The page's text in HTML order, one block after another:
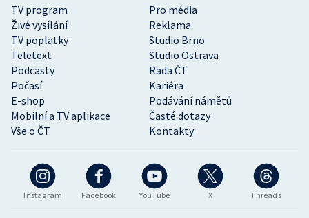
Instagram Facebook YouTube X Threads
TV program
Pro média
Živé vysílání
Reklama
TV poplatky
Studio Brno
Teletext
Studio Ostrava
Podcasty
Rada ČT
Počasí
Kariéra
E-shop
Podávání námětů
Mobilní a TV aplikace
Časté dotazy
Vše o ČT
Kontakty